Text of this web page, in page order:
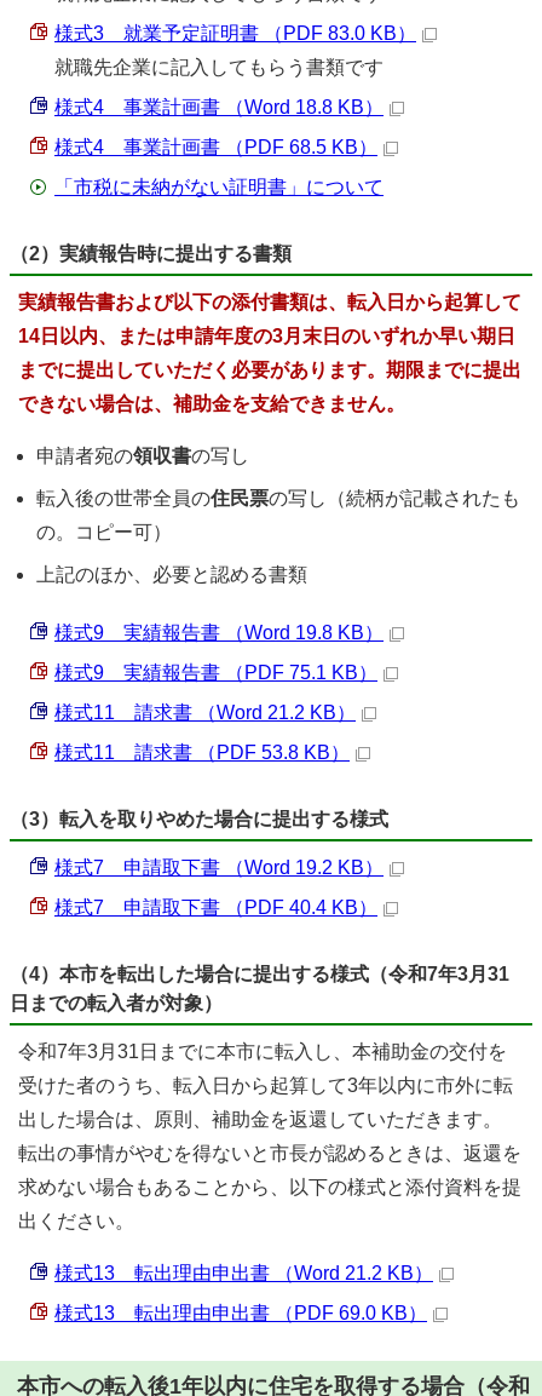
様式3 就業予定証明書 （PDF 83.0 KB）
就職先企業に記入してもらう書類です
様式4 事業計画書 （Word 18.8 KB）
様式4 事業計画書 （PDF 68.5 KB）
「市税に未納がない証明書」について
（2）実績報告時に提出する書類
実績報告書および以下の添付書類は、転入日から起算して
14日以内、または申請年度の3月末日のいずれか早い期日
までに提出していただく必要があります。期限までに提出
できない場合は、補助金を支給できません。
申請者宛の領収書の写し
転入後の世帯全員の住民票の写し（続柄が記載されたも
の。コピー可）
上記のほか、必要と認める書類
様式9 実績報告書 （Word 19.8 KB）
様式9 実績報告書 （PDF 75.1 KB）
様式11 請求書 （Word 21.2 KB）
様式11 請求書 （PDF 53.8 KB）
（3）転入を取りやめた場合に提出する様式
様式7 申請取下書 （Word 19.2 KB）
様式7 申請取下書 （PDF 40.4 KB）
（4）本市を転出した場合に提出する様式（令和7年3月31
日までの転入者が対象）
令和7年3月31日までに本市に転入し、本補助金の交付を
受けた者のうち、転入日から起算して3年以内に市外に転
出した場合は、原則、補助金を返還していただきます。
転出の事情がやむを得ないと市長が認めるときは、返還を
求めない場合もあることから、以下の様式と添付資料を提
出ください。
様式13 転出理由申出書 （Word 21.2 KB）
様式13 転出理由申出書 （PDF 69.0 KB）
本市への転入後1年以内に住宅を取得する場合（令和